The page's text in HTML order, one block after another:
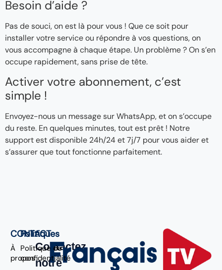
Besoin d’aide ?
Pas de souci, on est là pour vous ! Que ce soit pour
installer votre service ou répondre à vos questions, on
vous accompagne à chaque étape. Un problème ? On s’en
occupe rapidement, sans prise de tête.
Activer votre abonnement, c’est
simple !
Envoyez-nous un message sur WhatsApp, et on s’occupe
du reste. En quelques minutes, tout est prêt ! Notre
support est disponible 24h/24 et 7j/7 pour vous aider et
s’assurer que tout fonctionne parfaitement.
CONTACT
À
propos
Politiques
Politique de
confidentialité
Contactez
notre